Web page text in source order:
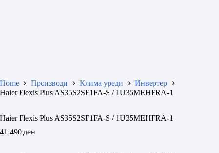
Home Производи Клима уреди
Инвертер
Haier Flexis Plus AS35S2SF1FA-S / 1U35MEHFRA-1
Haier Flexis Plus AS35S2SF1FA-S / 1U35MEHFRA-1
41.490 ден